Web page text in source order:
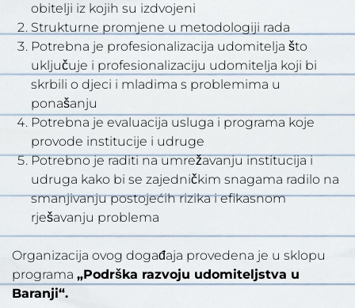
obitelji iz kojih su izdvojeni
Strukturne promjene u metodologiji rada
Potrebna je profesionalizacija udomitelja što
uključuje i profesionalizaciju udomitelja koji bi
skrbili o djeci i mladima s problemima u
ponašanju
Potrebna je evaluacija usluga i programa koje
provode institucije i udruge
Potrebno je raditi na umrežavanju institucija i
udruga kako bi se zajedničkim snagama radilo na
smanjivanju postojećih rizika i efikasnom
rješavanju problema
Organizacija ovog događaja provedena je u sklopu
programa „Podrška razvoju udomiteljstva u
Baranji“.